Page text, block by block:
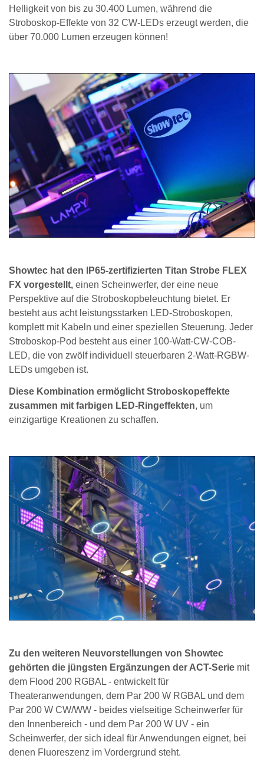
Helligkeit von bis zu 30.400 Lumen, während die
Stroboskop-Effekte von 32 CW-LEDs erzeugt werden, die
über 70.000 Lumen erzeugen können!
Showtec hat den IP65-zertifizierten Titan Strobe FLEX
FX vorgestellt, einen Scheinwerfer, der eine neue
Perspektive auf die Stroboskopbeleuchtung bietet. Er
besteht aus acht leistungsstarken LED-Stroboskopen,
komplett mit Kabeln und einer speziellen Steuerung. Jeder
Stroboskop-Pod besteht aus einer 100-Watt-CW-COB-
LED, die von zwölf individuell steuerbaren 2-Watt-RGBW-
LEDs umgeben ist.
Diese Kombination ermöglicht Stroboskopeffekte
zusammen mit farbigen LED-Ringeffekten, um
einzigartige Kreationen zu schaffen.
Zu den weiteren Neuvorstellungen von Showtec
gehörten die jüngsten Ergänzungen der ACT-Serie mit
dem Flood 200 RGBAL - entwickelt für
Theateranwendungen, dem Par 200 W RGBAL und dem
Par 200 W CW/WW - beides vielseitige Scheinwerfer für
den Innenbereich - und dem Par 200 W UV - ein
Scheinwerfer, der sich ideal für Anwendungen eignet, bei
denen Fluoreszenz im Vordergrund steht.